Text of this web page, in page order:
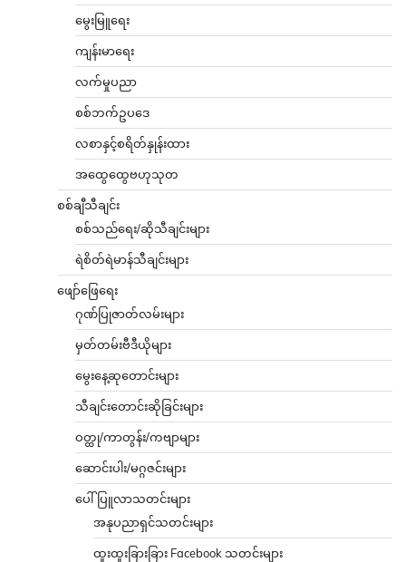
မွေးမြူရေး
ကျန်းမာရေး
လက်မှုပညာ
စစ်ဘက်ဥပဒေ
လစာနှင့်စရိတ်နှုန်းထား
အထွေထွေဗဟုသုတ
စစ်ချီသီချင်း
စစ်သည်ရေး/ဆိုသီချင်းများ
ရဲစိတ်ရဲမာန်သီချင်းများ
ဖျော်ဖြေရေး
ဂုဏ်ပြုဇာတ်လမ်းများ
မှတ်တမ်းဗီဒီယိုများ
မွေးနေ့ဆုတောင်းများ
သီချင်းတောင်းဆိုခြင်းများ
ဝတ္ထု/ကာတွန်း/ကဗျာများ
ဆောင်းပါး/မဂ္ဂဇင်းများ
ပေါ်ပြူလာသတင်းများ
အနုပညာရှင်သတင်းများ
ထူးထူးခြားခြား Facebook သတင်းများ